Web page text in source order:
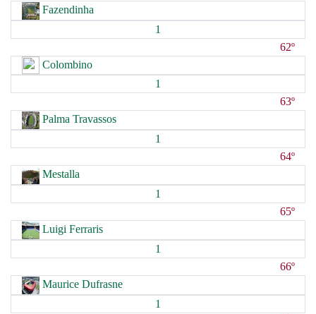
Fazendinha
1
62º
Colombino
1
63º
Palma Travassos
1
64º
Mestalla
1
65º
Luigi Ferraris
1
66º
Maurice Dufrasne
1